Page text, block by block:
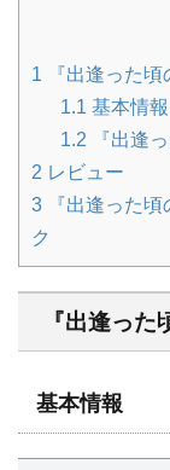
1 『出逢った
1.1 基本情報
1.2 『出逢
2 レビュー
3 『出逢った
ク
『出逢っ
基本情報